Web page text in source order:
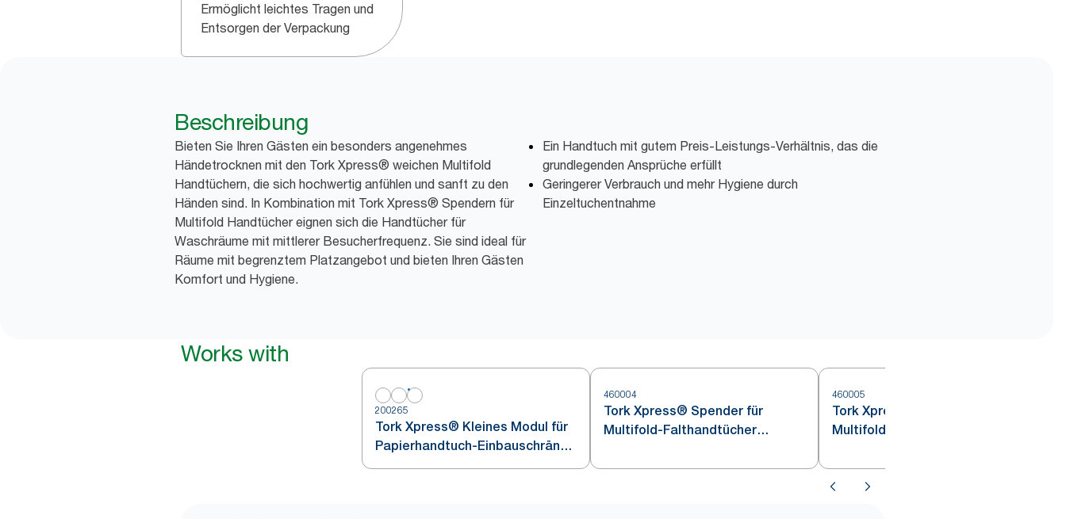
Ermöglicht leichtes Tragen und
Entsorgen der Verpackung
Beschreibung
Bieten Sie Ihren Gästen ein besonders angenehmes
Händetrocknen mit den Tork Xpress® weichen Multifold
Handtüchern, die sich hochwertig anfühlen und sanft zu den
Händen sind. In Kombination mit Tork Xpress® Spendern für
Multifold Handtücher eignen sich die Handtücher für
Waschräume mit mittlerer Besucherfrequenz. Sie sind ideal für
Räume mit begrenztem Platzangebot und bieten Ihren Gästen
Komfort und Hygiene.
Ein Handtuch mit gutem Preis-Leistungs-Verhältnis, das die
grundlegenden Ansprüche erfüllt
Geringerer Verbrauch und mehr Hygiene durch
Einzeltuchentnahme
Works with
200265
Tork Xpress® Kleines Modul für
Papierhandtuch-Einbauschränke
Weiß H2
460004
Tork Xpress® Spender für
Multifold-Falthandtücher
460005
Tork Xpress® Tischspender für
Multifold-Handtücher Edelstahl